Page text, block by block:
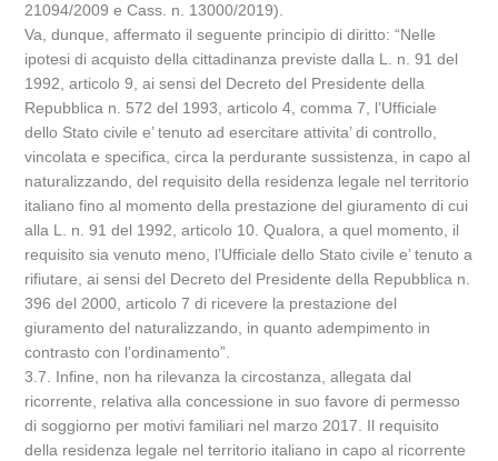
21094/2009 e Cass. n. 13000/2019).
Va, dunque, affermato il seguente principio di diritto: “Nelle
ipotesi di acquisto della cittadinanza previste dalla L. n. 91 del
1992, articolo 9, ai sensi del Decreto del Presidente della
Repubblica n. 572 del 1993, articolo 4, comma 7, l’Ufficiale
dello Stato civile e’ tenuto ad esercitare attivita’ di controllo,
vincolata e specifica, circa la perdurante sussistenza, in capo al
naturalizzando, del requisito della residenza legale nel territorio
italiano fino al momento della prestazione del giuramento di cui
alla L. n. 91 del 1992, articolo 10. Qualora, a quel momento, il
requisito sia venuto meno, l’Ufficiale dello Stato civile e’ tenuto a
rifiutare, ai sensi del Decreto del Presidente della Repubblica n.
396 del 2000, articolo 7 di ricevere la prestazione del
giuramento del naturalizzando, in quanto adempimento in
contrasto con l’ordinamento”.
3.7. Infine, non ha rilevanza la circostanza, allegata dal
ricorrente, relativa alla concessione in suo favore di permesso
di soggiorno per motivi familiari nel marzo 2017. Il requisito
della residenza legale nel territorio italiano in capo al ricorrente